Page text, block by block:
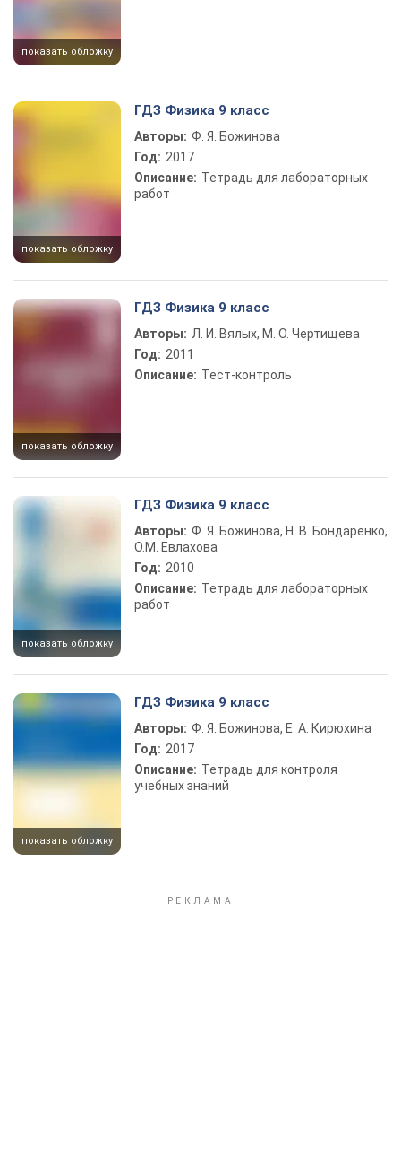
показать обложку
показать обложку
ГДЗ Физика 9 класс
Авторы: Ф. Я. Божинова
Год: 2017
Описание: Тетрадь для лабораторных
работ
показать обложку
ГДЗ Физика 9 класс
Авторы: Л. И. Вялых, М. О. Чертищева
Год: 2011
Описание: Тест-контроль
показать обложку
ГДЗ Физика 9 класс
Авторы: Ф. Я. Божинова, Н. В. Бондаренко,
О.М. Евлахова
Год: 2010
Описание: Тетрадь для лабораторных
работ
показать обложку
ГДЗ Физика 9 класс
Авторы: Ф. Я. Божинова, Е. А. Кирюхина
Год: 2017
Описание: Тетрадь для контроля
учебных знаний